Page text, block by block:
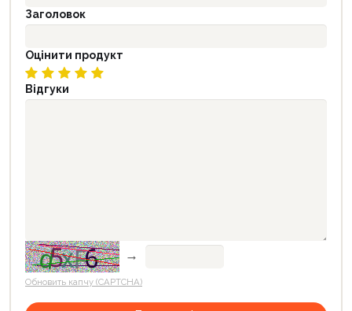
Заголовок
Оцінити продукт
Відгуки
→
Обновить капчу (CAPTCHA)